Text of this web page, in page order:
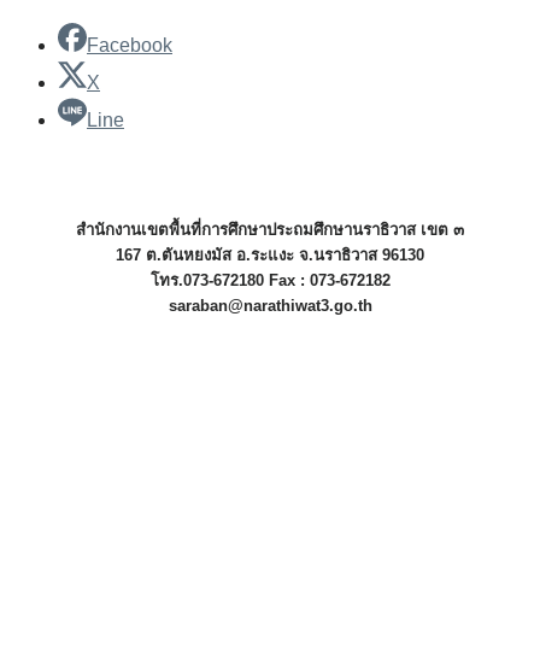
Facebook
X
Line
สำนักงานเขตพื้นที่การศึกษาประถมศึกษานราธิวาส เขต ๓
167 ต.ตันหยงมัส อ.ระแงะ จ.นราธิวาส 96130
โทร.073-672180 Fax : 073-672182
saraban@narathiwat3.go.th